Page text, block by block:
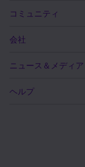
コミュニティ
会社
ニュース＆メディア
ヘルプ